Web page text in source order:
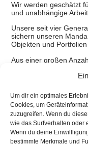
Um dir ein optimales
Cookies, um
zuzugreifen. Wenn du
wie das Surfverhalten oder
Wenn du deine
bestimmte Merkmale und
Wir werden geschätzt
und unabhängige
Unsere seit vier
sichern unseren
Objekten und
Aus einer großen
Unsere Investment